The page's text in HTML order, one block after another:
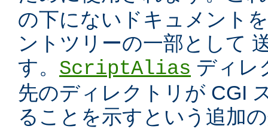
の下にないドキュメント
ントツリーの一部として
す。 ScriptAlias ディレ
先のディレクトリが CGI
ることを示すという追加